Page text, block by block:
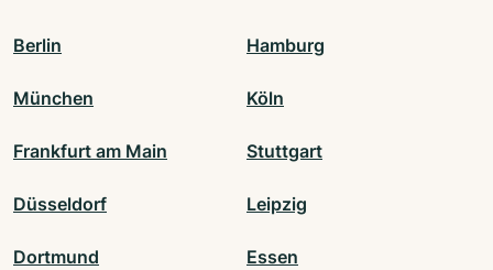
Berlin Hamburg
München Köln
Frankfurt am Main Stuttgart
Düsseldorf Leipzig
Dortmund Essen